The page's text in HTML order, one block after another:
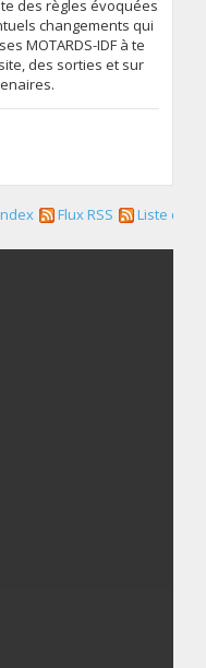
des règles évoquées
changements qui
MOTARDS-IDF à te
des sorties et sur
Flux RSS Liste des